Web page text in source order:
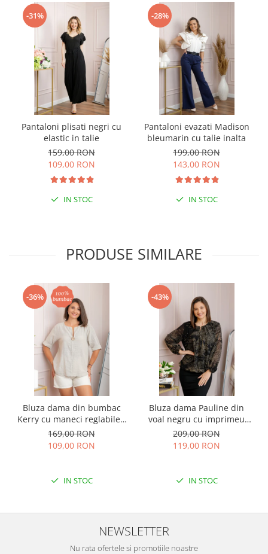
-31%
Pantaloni plisati negri cu
elastic in talie
159,00 RON
109,00 RON
IN STOC
-28%
Pantaloni evazati Madison
bleumarin cu talie inalta
199,00 RON
143,00 RON
IN STOC
PRODUSE SIMILARE
-36%
Bluza dama din bumbac
Kerry cu maneci reglabile -
Ecru
169,00 RON
109,00 RON
IN STOC
-43%
Bluza dama Pauline din
voal negru cu imprimeu
floral auriu
209,00 RON
119,00 RON
IN STOC
NEWSLETTER
Nu rata ofertele si promotiile noastre